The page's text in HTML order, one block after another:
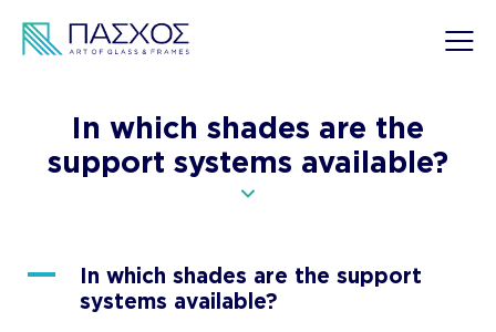
In which shades are the
support systems available?
A
In which shades are the support
systems available?